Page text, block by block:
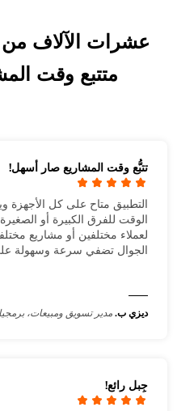
عشرات الآلاف
متتبع وقت
تتبُّع وقت المشاريع صار أسهل!
التطبيق متاح على كل الأجهزة
الوقت للفرق الكبيرة أو
لعملاء مختلفين أو مشاريع
الجوال تضفي سرعة وسهولة
ديزي ب.مدير تسويق ومبيعات،
جِبل رائع!